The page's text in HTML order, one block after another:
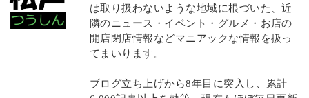
は取り扱わないような地域に根づいた、近
隣のニュース・イベント・グルメ・お店の
開店閉店情報などマニアックな情報を扱っ
てまいります。
ブログ立ち上げから8年目に突入し、累計